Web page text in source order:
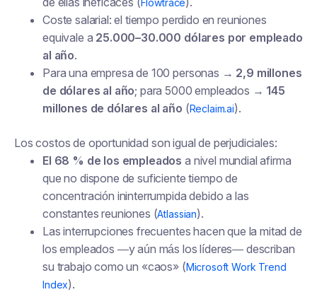
Flowtrace
Coste salarial: el tiempo perdido en reuniones
equivale a 25.000–30.000 dólares por empleado
al año.
Para una empresa de 100 personas → 2,9 millones
de dólares al año; para 5000 empleados → 145
millones de dólares al año (Reclaim.ai).
Los costos de oportunidad son igual de perjudiciales:
El 68 % de los empleados a nivel mundial afirma
que no dispone de suficiente tiempo de
concentración ininterrumpida debido a las
constantes reuniones (Atlassian).
Las interrupciones frecuentes hacen que la mitad de
los empleados —y aún más los líderes— describan
su trabajo como un «caos» (Microsoft Work Trend
Index).